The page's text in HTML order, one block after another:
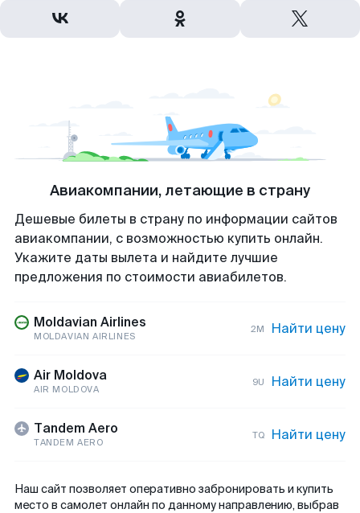
Авиакомпании, летающие в страну
Дешевые билеты в страну по информации сайтов
авиакомпании, с возможностью купить онлайн.
Укажите даты вылета и найдите лучшие
предложения по стоимости авиабилетов.
Moldavian Airlines
MOLDAVIAN AIRLINES
2M Найти цену
Air Moldova
AIR MOLDOVA
9U Найти цену
Tandem Aero
TANDEM AERO
TQ Найти цену
Наш сайт позволяет оперативно забронировать и купить
место в самолет онлайн по данному направлению, выбрав